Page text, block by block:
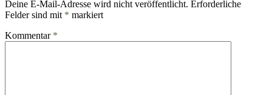
Deine E-Mail-Adresse wird nicht veröffentlicht. Erforderliche
Felder sind mit * markiert
Kommentar *